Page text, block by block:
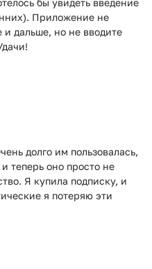
бы увидеть введение
Приложение не
и дальше, но не вводите
долго им пользовалась,
теперь оно просто не
Я купила подписку, и
я потеряю эти